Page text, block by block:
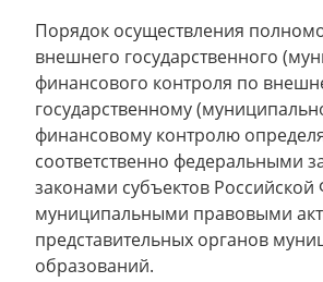
Порядок осуществления
внешнего государственного
финансового контроля по
государственному
финансовому контролю
соответственно федеральными
законами субъектов
муниципальными правовыми
представительных органов
образований.